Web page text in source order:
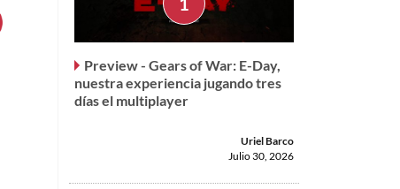
Preview - Gears of War: E-Day,
nuestra experiencia jugando tres
días el multiplayer
Uriel Barco
Julio 30, 2026